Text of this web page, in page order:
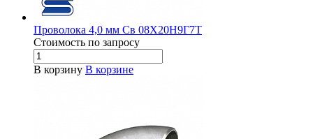
Проволока 4,0 мм Св 08Х20Н9Г7Т
Стоимость по запросу
В корзину В корзине